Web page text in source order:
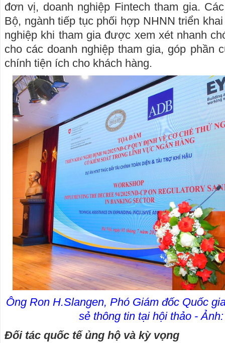
đơn vị, doanh nghiệp Fintech tham gia.
Bộ, ngành tiếp tục phối hợp NHNN triển
nghiệp khi tham gia được xem xét nhanh
cho các doanh nghiệp tham gia, góp phần
chính tiện ích cho khách hàng.
Ông Ron H.Slangen, Phó Giám đốc Quốc
sẻ thông tin tại hội thảo -
Đối tác quốc tế ủng hộ và kỳ vọng